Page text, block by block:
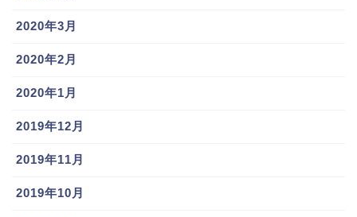
田中広輔選手の実家は、神奈川県厚木市。実家の玄関
父親は東海大相模高校で、甲子園に出場経験のある元
高校球児。田中広輔選手の野球の師でもある父は、自
いたそうです。
2020年3月
2020年2月
2020年1月
2019年12月
2019年11月
2019年10月